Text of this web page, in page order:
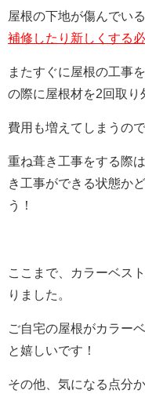
屋根の下地が傷んでい
補修したり新しくする
またすぐに屋根の工事
の際に屋根材を2回取り
費用も増えてしまうので
重ね葺き工事をする際
き工事ができる状態か
う！
ここまで、カラーベス
りました。
ご自宅の屋根がカラー
と嬉しいです！
その他、気になる点分